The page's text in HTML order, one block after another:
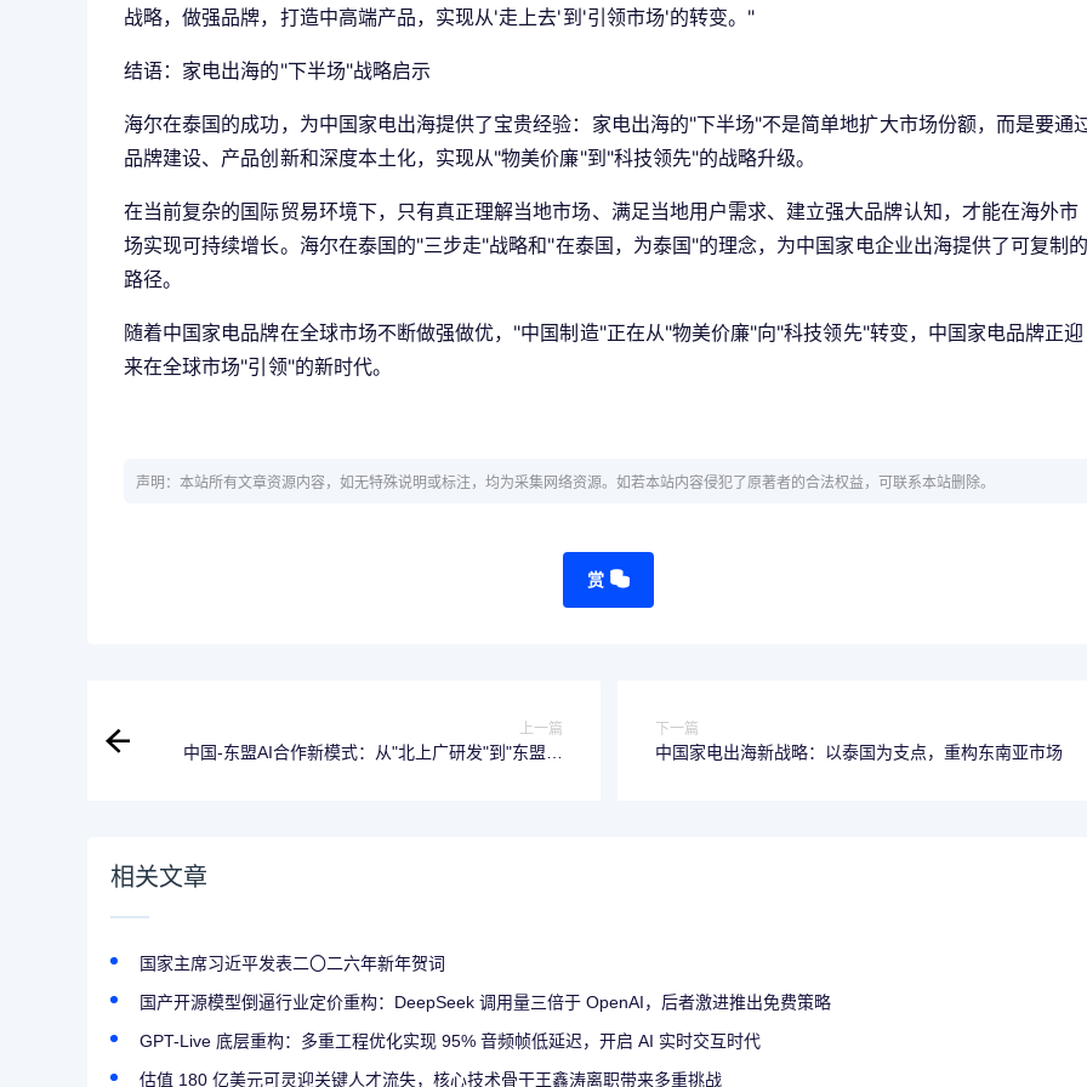
战略，做强品牌，打造中高端产品，实现从'走上去'到'引领市场'的转变。"
结语：家电出海的"下半场"战略启示
海尔在泰国的成功，为中国家电出海提供了宝贵经验：家电出海的"下半场"不是简单地扩大市场份额，而是要通
品牌建设、产品创新和深度本土化，实现从"物美价廉"到"科技领先"的战略升级。
在当前复杂的国际贸易环境下，只有真正理解当地市场、满足当地用户需求、建立强大品牌认知，才能在海外市
场实现可持续增长。海尔在泰国的"三步走"战略和"在泰国，为泰国"的理念，为中国家电企业出海提供了可复制
路径。
随着中国家电品牌在全球市场不断做强做优，"中国制造"正在从"物美价廉"向"科技领先"转变，中国家电品牌正迎
来在全球市场"引领"的新时代。
声明：本站所有文章资源内容，如无特殊说明或标注，均为采集网络资源。如若本站内容侵犯了原著者的合法权益，可联系本站删除。
赏
上一篇
中国-东盟AI合作新模式：从"北上广研发"到"东盟应
下一篇
中国家电出海新战略：以泰国为支点，重构东南亚市场
相关文章
国家主席习近平发表二〇二六年新年贺词
国产开源模型倒逼行业定价重构：DeepSeek 调用量三倍于 OpenAI，后者激进推出免费策略
GPT-Live 底层重构：多重工程优化实现 95% 音频帧低延迟，开启 AI 实时交互时代
估值 180 亿美元可灵迎关键人才流失，核心技术骨干王鑫涛离职带来多重挑战